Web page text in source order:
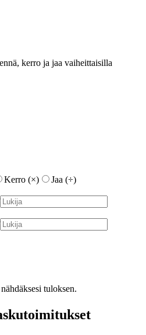
kerro ja jaa vaiheittaisilla
Kerro (×)
Jaa (÷)
nähdäksesi tuloksen.